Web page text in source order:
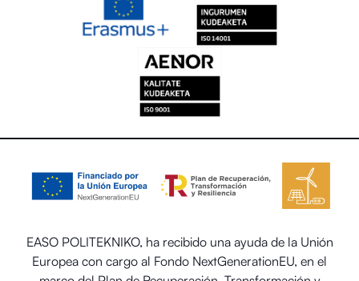
EASO POLITEKNIKO, ha recibido una ayuda de la Unión
Europea con cargo al Fondo NextGenerationEU, en el